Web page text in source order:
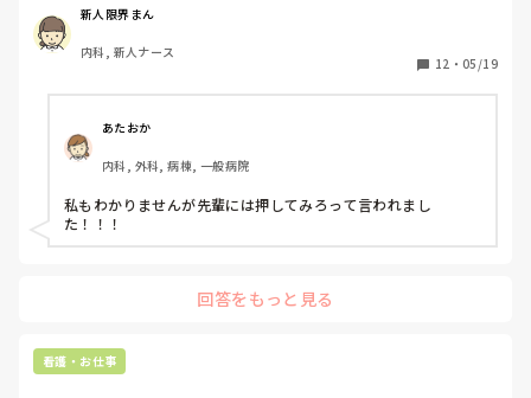
ていただけると助かります。
三方活栓じゃないです。
新人限界まん
内科, 新人ナース
12 ・ 05/19
あたおか
内科, 外科, 病棟, 一般病院
私もわかりませんが先輩には押してみろって言われまし
た！！！
回答をもっと見る
看護・お仕事